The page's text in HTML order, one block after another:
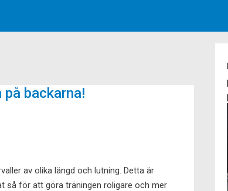
backarna!
av olika längd och lutning. Detta är
så för att göra träningen roligare och mer